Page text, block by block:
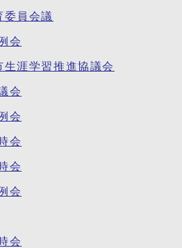
委員会議
会
涯学習推進協議会
会
会
会
会
会
会